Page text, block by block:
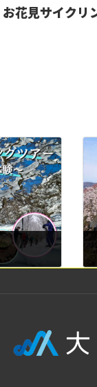
花見サイク